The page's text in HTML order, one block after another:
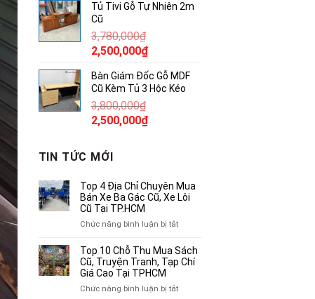
là:
3,450,000₫.
tại
Tủ Tivi Gỗ Tự Nhiên 2m
Cũ
3,780,000₫
Giá
là:
3,780,000₫.
2,500,000₫Giá
tại
là:
Bàn Giám Đốc Gỗ MDF
Cũ Kèm Tủ 3 Hộc Kéo
3,800,000₫
Giá
là:
3,800,000₫.
2,500,000₫Giá
2,500,000₫.
TIN TỨC MỚI
Top 4 Địa Chỉ Chuyên Mua
Bán Xe Ba Gác Cũ, Xe Lôi
Cũ Tại TP.HCM
Chức năng bình luận bị tắtở
4
Địa
Top 10 Chỗ Thu Mua Sách
Cũ, Truyện Tranh, Tạp Chí
Giá Cao Tại TPHCM
Chức năng bình luận bị tắtở